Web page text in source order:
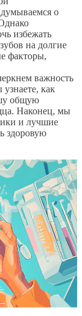
о
избежать
на долгие
факторы,
важность
как
общую
Наконец, мы
и лучшие
здоровую